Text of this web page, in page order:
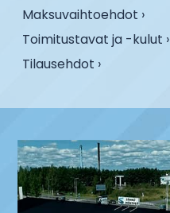
Maksuvaihtoehdot ›
Toimitustavat ja -kulut ›
Tilausehdot ›